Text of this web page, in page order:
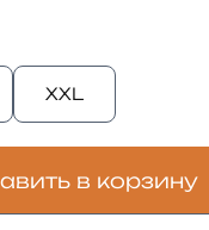
XXL
в корзину